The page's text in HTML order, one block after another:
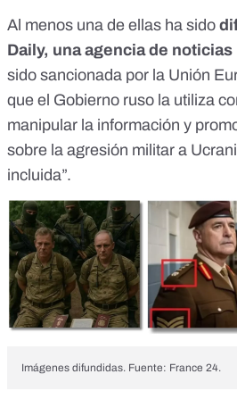
Al menos una de ellas ha sido
Daily, una agencia de noticias
sido sancionada por la Unión
que el Gobierno ruso la utiliza
manipular la información y
sobre la agresión militar a
incluida”.
Imágenes difundidas. Fuente: France 24.